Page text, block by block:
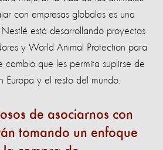
con empresas globales es una
está desarrollando proyectos
y World Animal Protection para
cambio que les permita suplirse de
Europa y el resto del mundo.
de asociarnos con
tomando un enfoque